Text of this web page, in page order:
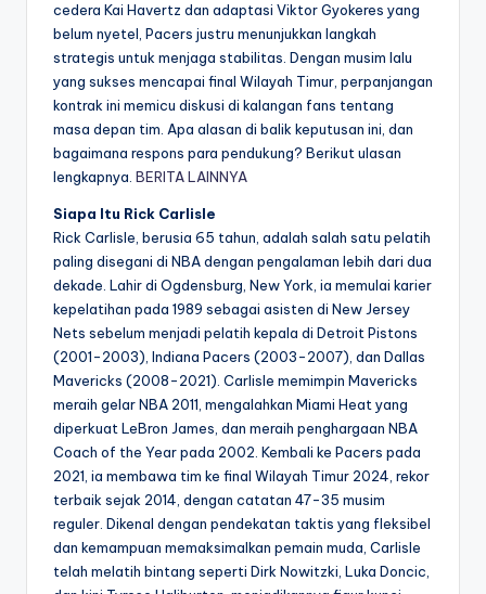
cedera Kai Havertz dan adaptasi Viktor Gyokeres yang
belum nyetel, Pacers justru menunjukkan langkah
strategis untuk menjaga stabilitas. Dengan musim lalu
yang sukses mencapai final Wilayah Timur, perpanjangan
kontrak ini memicu diskusi di kalangan fans tentang
masa depan tim. Apa alasan di balik keputusan ini, dan
bagaimana respons para pendukung? Berikut ulasan
lengkapnya. BERITA LAINNYA
Siapa Itu Rick Carlisle
Rick Carlisle, berusia 65 tahun, adalah salah satu pelatih
paling disegani di NBA dengan pengalaman lebih dari dua
dekade. Lahir di Ogdensburg, New York, ia memulai karier
kepelatihan pada 1989 sebagai asisten di New Jersey
Nets sebelum menjadi pelatih kepala di Detroit Pistons
(2001-2003), Indiana Pacers (2003-2007), dan Dallas
Mavericks (2008-2021). Carlisle memimpin Mavericks
meraih gelar NBA 2011, mengalahkan Miami Heat yang
diperkuat LeBron James, dan meraih penghargaan NBA
Coach of the Year pada 2002. Kembali ke Pacers pada
2021, ia membawa tim ke final Wilayah Timur 2024, rekor
terbaik sejak 2014, dengan catatan 47-35 musim
reguler. Dikenal dengan pendekatan taktis yang fleksibel
dan kemampuan memaksimalkan pemain muda, Carlisle
telah melatih bintang seperti Dirk Nowitzki, Luka Doncic,